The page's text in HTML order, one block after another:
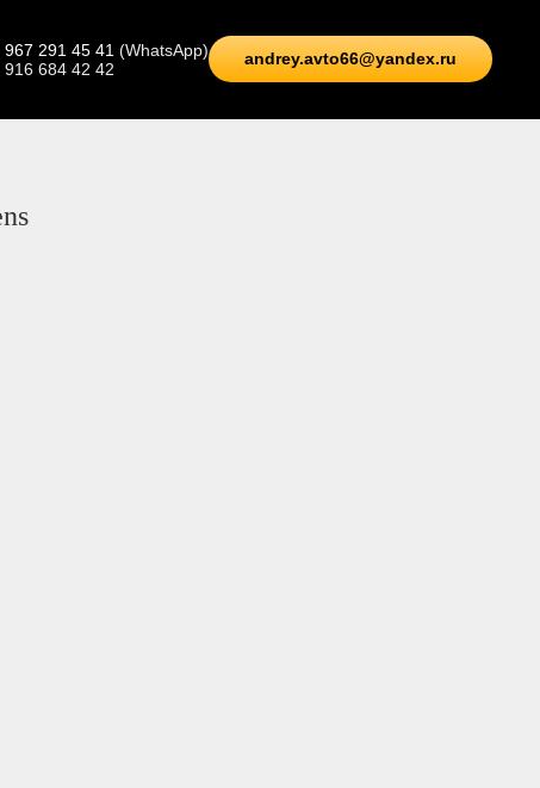
967 291 45 41 (WhatsApp)
916 684 42 42
andrey.avto66@yandex.ru